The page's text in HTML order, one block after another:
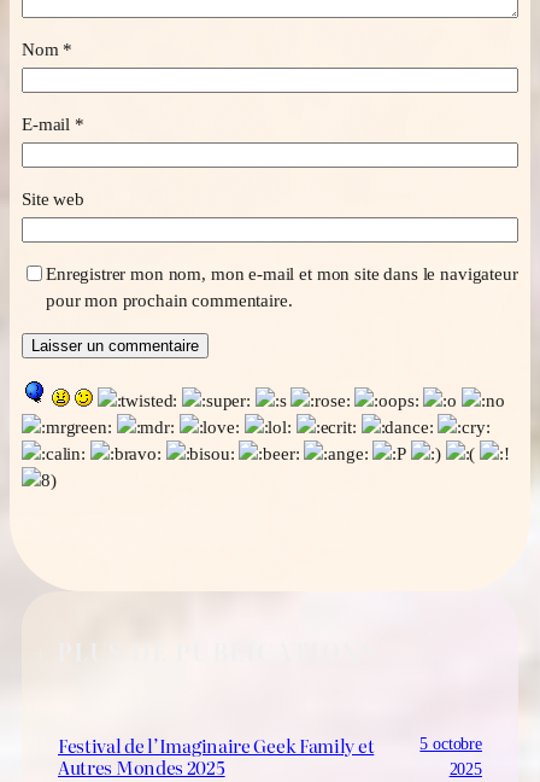
Nom *
E-mail *
Site web
Enregistrer mon nom, mon e-mail et mon site dans le navigateur
pour mon prochain commentaire.
Festival de l’Imaginaire Geek Family et
Autres Mondes 2025
5 octobre
2025